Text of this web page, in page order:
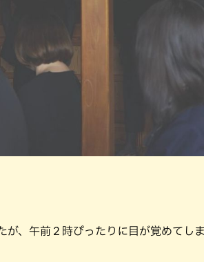
、午前２時ぴったりに目が覚めてし